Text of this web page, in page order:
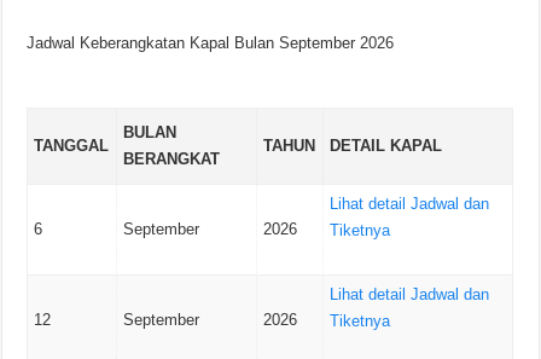
Jadwal Keberangkatan Kapal Bulan September 2026
TANGGAL
BULAN
BERANGKAT
TAHUN DETAIL KAPAL
6 September 2026
Lihat detail Jadwal dan
Tiketnya
12 September 2026
Lihat detail Jadwal dan
Tiketnya